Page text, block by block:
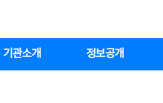
기관소개 정보공개